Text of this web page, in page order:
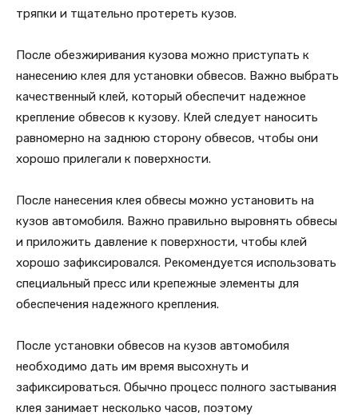
тряпки и тщательно протереть кузов.
После обезжиривания кузова можно приступать к
нанесению клея для установки обвесов. Важно выбрать
качественный клей, который обеспечит надежное
крепление обвесов к кузову. Клей следует наносить
равномерно на заднюю сторону обвесов, чтобы они
хорошо прилегали к поверхности.
После нанесения клея обвесы можно установить на
кузов автомобиля. Важно правильно выровнять обвесы
и приложить давление к поверхности, чтобы клей
хорошо зафиксировался. Рекомендуется использовать
специальный пресс или крепежные элементы для
обеспечения надежного крепления.
После установки обвесов на кузов автомобиля
необходимо дать им время высохнуть и
зафиксироваться. Обычно процесс полного застывания
клея занимает несколько часов, поэтому